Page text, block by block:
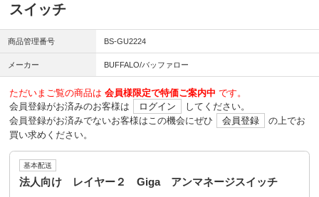
スイッチ
商品管理番号 BS-GU2224
メーカー BUFFALO/バッファロー
ただいまご覧の商品は 会員様限定で特価ご案内中 です。
会員登録がお済みのお客様は
ログイン
してください。
会員登録がお済みでないお客様はこの機会にぜひ
会員登録
の上でお
買い求めください。
基本配送
法人向け レイヤー２ Giga アンマネージスイッチ